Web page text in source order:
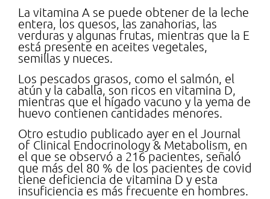
La vitamina A se puede obtener de la leche
entera, los quesos, las zanahorias, las
verduras y algunas frutas, mientras que la E
está presente en aceites vegetales,
semillas y nueces.
Los pescados grasos, como el salmón, el
atún y la caballa, son ricos en vitamina D,
mientras que el hígado vacuno y la yema de
huevo contienen cantidades menores.
Otro estudio publicado ayer en el Journal
of Clinical Endocrinology & Metabolism, en
el que se observó a 216 pacientes, señaló
que más del 80 % de los pacientes de covid
tiene deficiencia de vitamina D y esta
insuficiencia es más frecuente en hombres.